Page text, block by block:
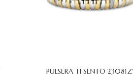
AÑADIR AL CARRITO
PULSERA TI SENTO